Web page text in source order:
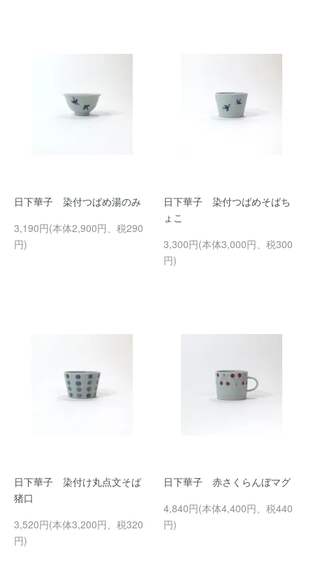
日下華子 染付つばめ湯のみ
3,190円(本体2,900円、税290
円)
日下華子 染付つばめそばち
ょこ
3,300円(本体3,000円、税300
円)
日下華子 染付け丸点文そば
猪口
3,520円(本体3,200円、税320
円)
日下華子 赤さくらんぼマグ
4,840円(本体4,400円、税440
円)